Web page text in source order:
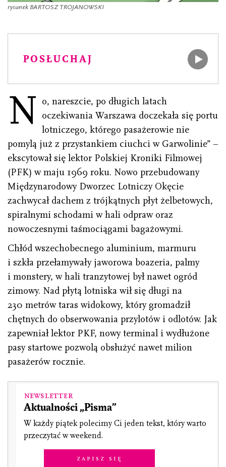
rysunek BARTOSZ TROJANOWSKI
POSŁUCHAJ
N o, nareszcie, po długich latach
oczekiwania Warszawa doczekała się portu
lotniczego, którego pasażerowie nie
pomylą już z przystankiem ciuchci w Garwolinie” –
ekscytował się lektor Polskiej Kroniki Filmowej
(PFK) w maju 1969 roku. Nowo przebudowany
Międzynarodowy Dworzec Lotniczy Okęcie
zachwycał dachem z trójkątnych płyt żelbetowych,
spiralnymi schodami w hali odpraw oraz
nowoczesnymi taśmociągami bagażowymi.
Chłód wszechobecnego aluminium, marmuru
i szkła przełamywały jaworowa boazeria, palmy
i monstery, w hali tranzytowej był nawet ogród
zimowy. Nad płytą lotniska wił się długi na
230 metrów taras widokowy, który gromadził
chętnych do obserwowania przylotów i odlotów. Jak
zapewniał lektor PKF, nowy terminal i wydłużone
pasy startowe pozwolą obsłużyć nawet milion
pasażerów rocznie.
Newsletter
Aktualności „Pisma”
W każdy piątek polecimy Ci jeden tekst, który warto
przeczytać w weekend.
Zapisz się